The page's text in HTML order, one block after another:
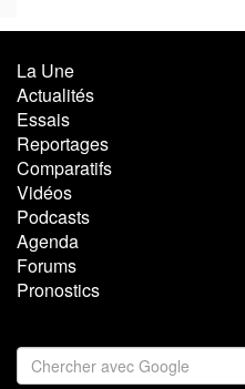
La Une
Actualités
Essais
Reportages
Comparatifs
Vidéos
Podcasts
Agenda
Forums
Pronostics